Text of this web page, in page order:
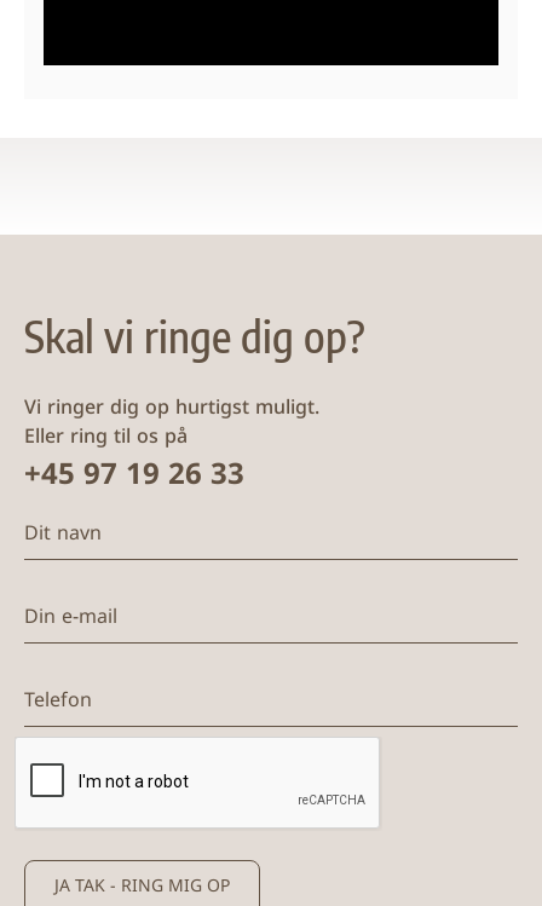
Skal vi ringe dig op?
Vi ringer dig op hurtigst muligt.
Eller ring til os på
+45 97 19 26 33
JA TAK - RING MIG OP